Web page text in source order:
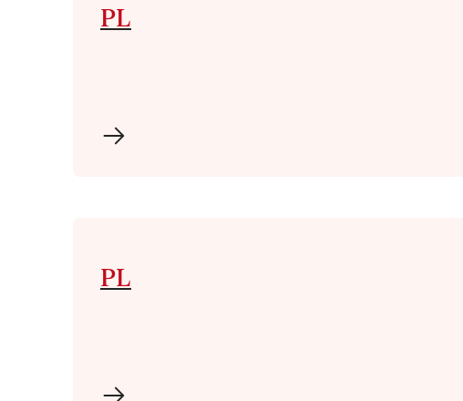
PL
PL